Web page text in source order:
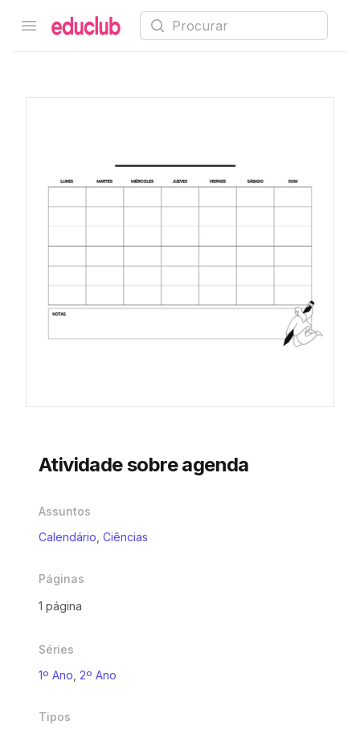
Open menu
Educlub Procurar
Atividade sobre agenda
Assuntos
Calendário Ciências
Páginas
1 página
Séries
1º Ano 2º Ano
Tipos